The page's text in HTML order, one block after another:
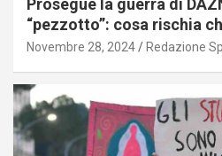
Prosegue la guerra di
“pezzotto”: cosa rischia
Novembre 28, 2024 Redazione